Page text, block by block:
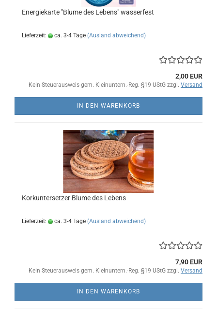
Energiekarte "Blume des Lebens" wasserfest
Lieferzeit: ca. 3-4 Tage (Ausland abweichend)
2,00 EUR
Kein Steuerausweis gem. Kleinuntern.-Reg. §19 UStG zzgl. Versand
IN DEN WARENKORB
Korkuntersetzer Blume des Lebens
Lieferzeit: ca. 3-4 Tage (Ausland abweichend)
7,90 EUR
Kein Steuerausweis gem. Kleinuntern.-Reg. §19 UStG zzgl. Versand
IN DEN WARENKORB